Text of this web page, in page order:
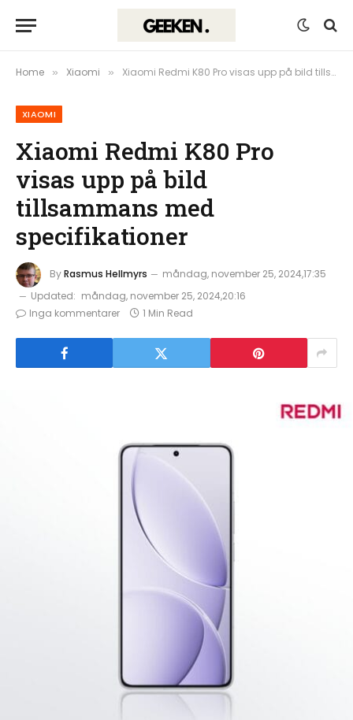
Home » Xiaomi » Xiaomi Redmi K80 Pro visas upp på bild tillsammans med specifikationer
XIAOMI
Xiaomi Redmi K80 Pro
visas upp på bild
tillsammans med
specifikationer
ByRasmus Hellmyrs
måndag, november 25, 2024,17:35
Updated: måndag, november 25, 2024,20:16
Inga kommentarer
1 Min Read